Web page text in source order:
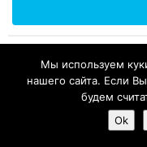
Мы используем
нашего сайта. Если
будем
Ok